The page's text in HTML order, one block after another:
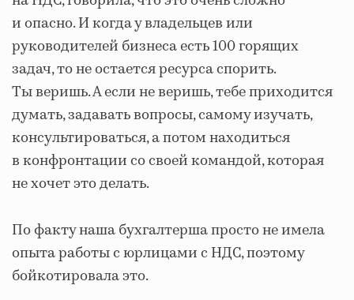
и опасно. И когда у владельцев или
руководителей бизнеса есть 100 горящих
задач, то не остается ресурса спорить.
Ты веришь. А если не веришь, тебе приходится
думать, задавать вопросы, самому изучать,
консультироваться, а потом находиться
в конфронтации со своей командой, которая
не хочет это делать.
По факту наша бухгалтерша просто не имела
опыта работы с юрлицами с НДС, поэтому
бойкотировала это.